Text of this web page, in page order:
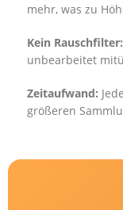
mehr, was zu
Kein Rauschfilter:
unbearbeitet
Zeitaufwand:
größeren